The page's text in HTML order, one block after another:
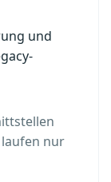
und
laufen nur